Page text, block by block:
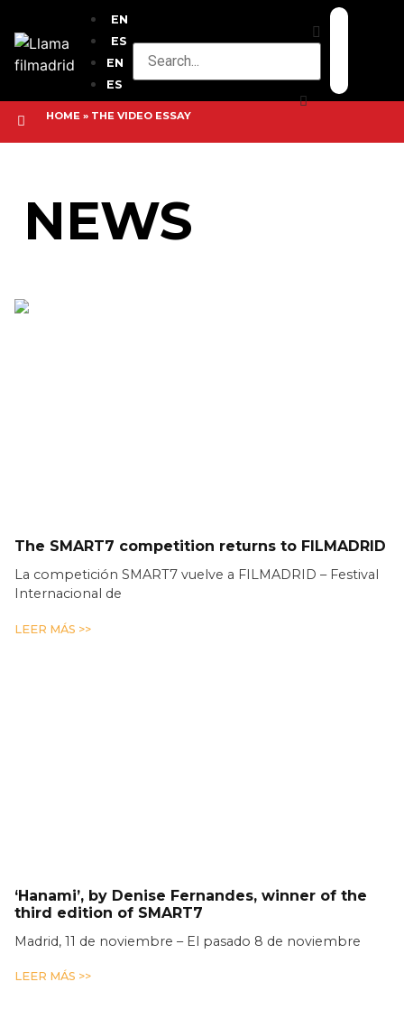
EN
ES
EN
ES
HOME » THE VIDEO ESSAY
NEWS
The SMART7 competition returns to FILMADRID
La competición SMART7 vuelve a FILMADRID – Festival
Internacional de
LEER MÁS >>
‘Hanami’, by Denise Fernandes, winner of the
third edition of SMART7
Madrid, 11 de noviembre – El pasado 8 de noviembre
LEER MÁS >>